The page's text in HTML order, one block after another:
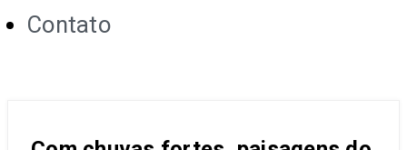
Contato